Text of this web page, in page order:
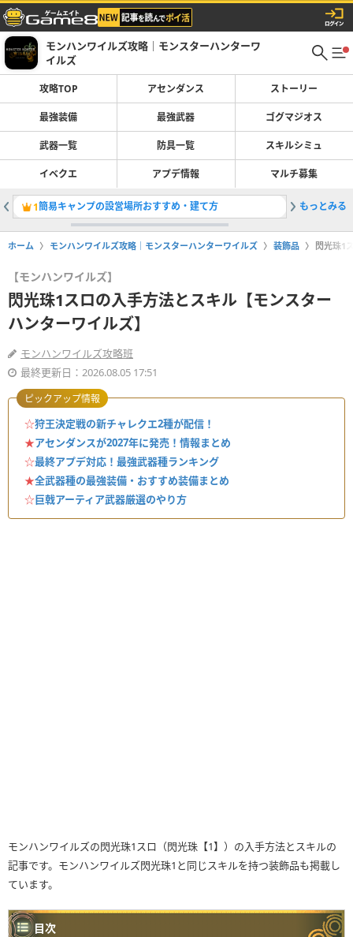
モンハンワイルズ攻略｜モンスターハンターワ
イルズ
攻略TOP アセンダンス ストーリー
最強装備 最強武器 ゴグマジオス
武器一覧 防具一覧 スキルシミュ
イベクエ アプデ情報 マルチ募集
1簡易キャンプの設営場所おすすめ・建て方 2最強装
もっとみる
ホーム モンハンワイルズ攻略｜モンスターハンターワイルズ 装飾品 閃光珠1
【モンハンワイルズ】
閃光珠1スロの入手方法とスキル【モンスター
ハンターワイルズ】
モンハンワイルズ攻略班
最終更新日：2026.08.05 17:51
☆狩王決定戦の新チャレクエ2種が配信！
★アセンダンスが2027年に発売！情報まとめ
☆最終アプデ対応！最強武器種ランキング
★全武器種の最強装備・おすすめ装備まとめ
☆巨戟アーティア武器厳選のやり方
ピックアップ情報
モンハンワイルズの閃光珠1スロ（閃光珠【1】）の入手方法とスキルの
記事です。モンハンワイルズ閃光珠1と同じスキルを持つ装飾品も掲載し
ています。
目次